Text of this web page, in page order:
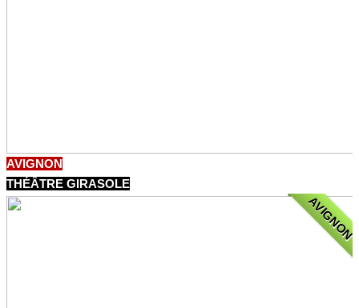
AVIGNON
THÉÂTRE GIRASOLE
AVIGNON